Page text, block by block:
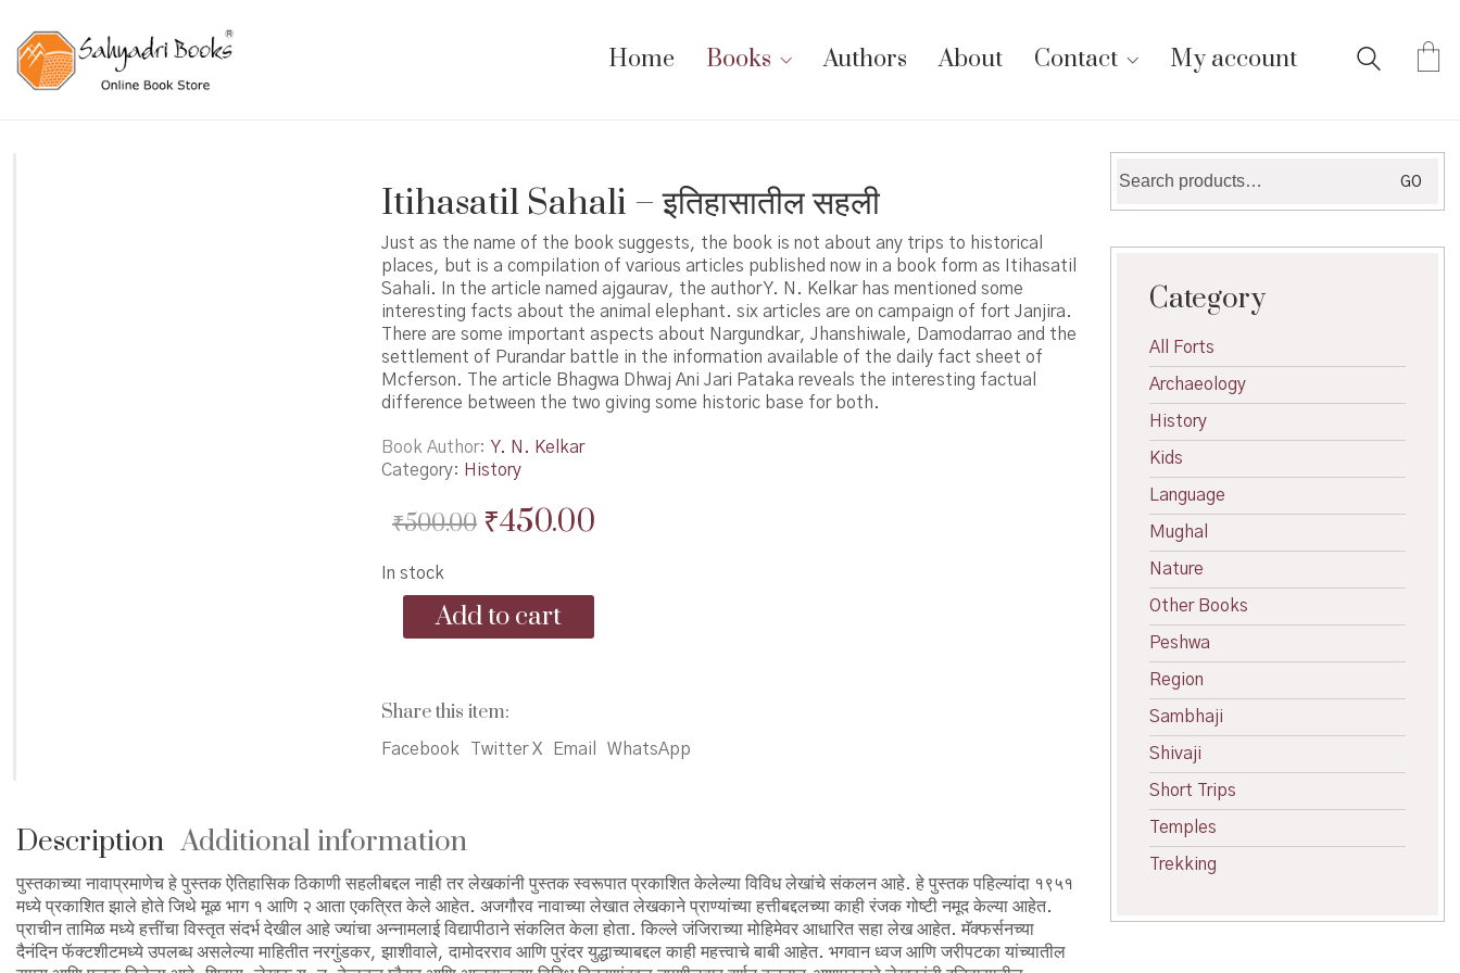
Home Books Authors About Contact My account
Itihasatil Sahali – इतिहासातील सहली
Just as the name of the book suggests, the book is not about any trips to historical
places, but is a compilation of various articles published now in a book form as Itihasatil
Sahali. In the article named ajgaurav, the author Y. N. Kelkar has mentioned some
interesting facts about the animal elephant. six articles are on campaign of fort Janjira.
There are some important aspects about Nargundkar, Jhanshiwale, Damodarrao and the
settlement of Purandar battle in the information available of the daily fact sheet of
Mcferson. The article Bhagwa Dhwaj Ani Jari Pataka reveals the interesting factual
difference between the two giving some historic base for both.
Book Author
Y. N. Kelkar
Category: History
₹500.00 Original
was:
₹500.00.
₹450.00Current
is:
In stock
Itihasatil
quantity
Add to cart
Share this item:
Facebook Twitter X Email WhatsApp
Description Additional information
पुस्तकाच्या नावाप्रमाणेच हे पुस्तक ऐतिहासिक ठिकाणी सहलीबद्दल नाही तर लेखकांनी पुस्तक स्वरूपात प्रकाशित केलेल्या विविध लेखांचे संकलन आहे. हे पुस्तक पहिल्यांदा १९५१
मध्ये प्रकाशित झाले होते जिथे मूळ भाग १ आणि २ आता एकत्रित केले आहेत. अजगौरव नावाच्या लेखात लेखकाने प्राण्यांच्या हत्तीबद्दलच्या काही रंजक गोष्टी नमूद केल्या आहेत.
प्राचीन तामिळ मध्ये हत्तींचा विस्तृत संदर्भ देखील आहे ज्यांचा अन्नामलाई विद्यापीठाने संकलित केला होता. किल्ले जंजिराच्या मोहिमेवर आधारित सहा लेख आहेत. मॅक्फर्सनच्या
दैनंदिन फॅक्टशीटमध्ये उपलब्ध असलेल्या माहितीत नरगुंडकर, झाशीवाले, दामोदरराव आणि पुरंदर युद्धाच्याबद्दल काही महत्त्वाचे बाबी आहेत. भगवान ध्वज आणि जरीपटका यांच्यातील
for:
GO
Category
All Forts
Archaeology
History
Kids
Language
Mughal
Nature
Other Books
Peshwa
Region
Sambhaji
Shivaji
Short Trips
Temples
Trekking